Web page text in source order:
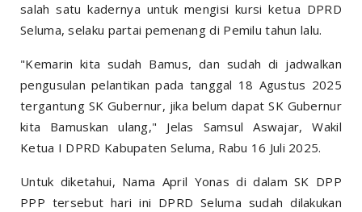
salah satu kadernya untuk mengisi kursi ketua DPRD
Seluma, selaku partai pemenang di Pemilu tahun lalu.
"Kemarin kita sudah Bamus, dan sudah di jadwalkan
pengusulan pelantikan pada tanggal 18 Agustus 2025
tergantung SK Gubernur, jika belum dapat SK Gubernur
kita Bamuskan ulang," Jelas Samsul Aswajar, Wakil
Ketua I DPRD Kabupaten Seluma, Rabu 16 Juli 2025.
Untuk diketahui, Nama April Yonas di dalam SK DPP
PPP tersebut hari ini DPRD Seluma sudah dilakukan